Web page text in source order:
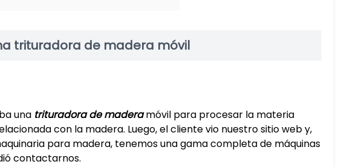
trituradora de madera móvil
una trituradora de maderamóvil para procesar la materia
con la madera. Luego, el cliente vio nuestro sitio web y,
para madera, tenemos una gama completa de máquinas
contactarnos.